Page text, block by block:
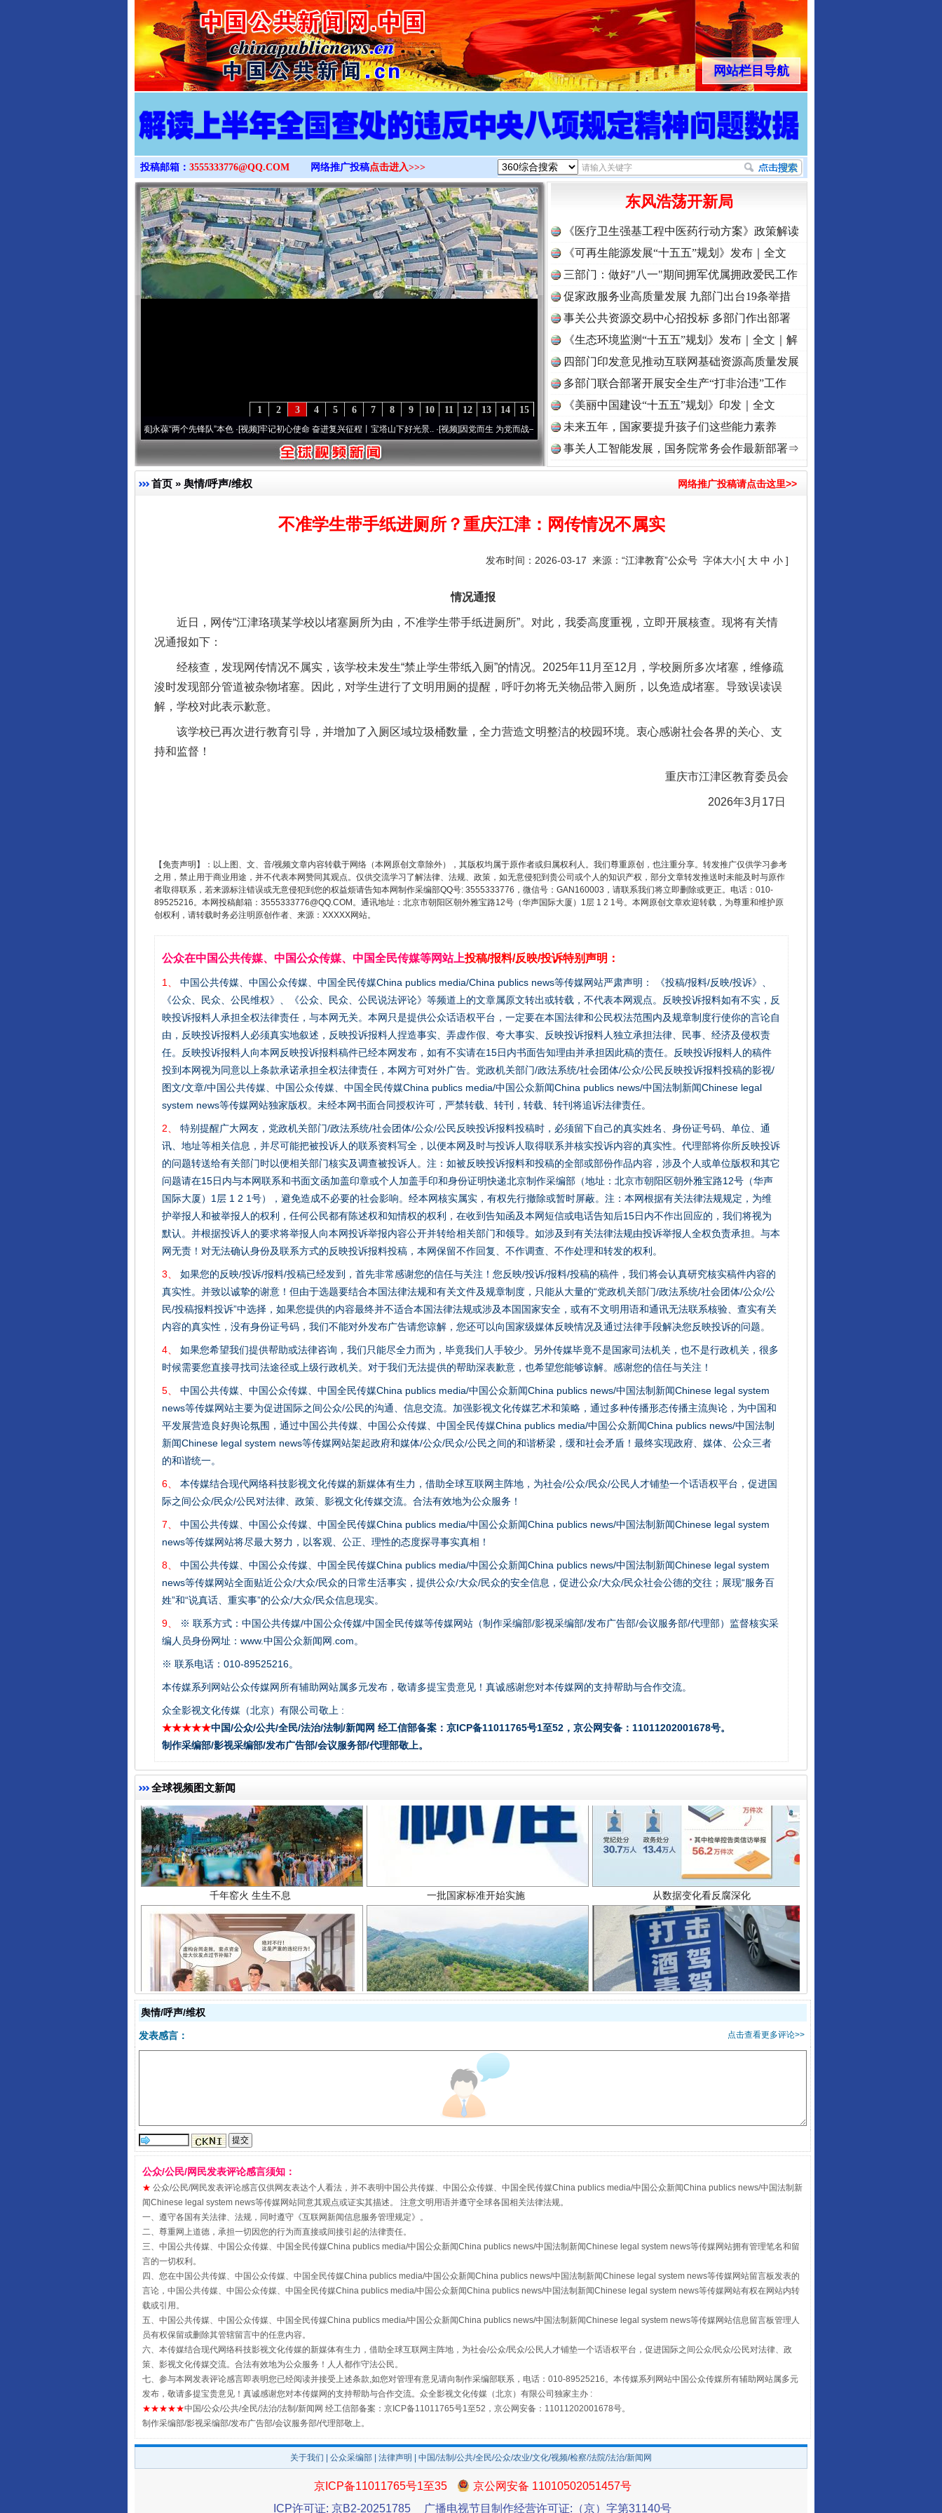
>
网站栏目导航
投稿邮箱： 3555333776@QQ.COM 网络推广投稿点击进入>>>
15
14
13
12
11
10
9
8
7
6
5
4
3
2
1
永葆“两个先锋队”本色·[视频]牢记初心使命 奋进复兴征程丨宝塔山下好光景..·[视频]因党而生 为党而战——百年“纪”事⑧加强纪律..·[视频] 牢记初心使命 奋进复兴征程丨“转折之城”激荡..
东风浩荡开新局
《医疗卫生强基工程中医药行动方案》政策解读
《可再生能源发展“十五五”规划》发布｜全文
三部门：做好"八一"期间拥军优属拥政爱民工作
促家政服务业高质量发展 九部门出台19条举措
事关公共资源交易中心招投标 多部门作出部署
《生态环境监测“十五五”规划》发布｜全文｜解
读
四部门印发意见推动互联网基础资源高质量发展
多部门联合部署开展安全生产“打非治违”工作
《美丽中国建设“十五五”规划》印发｜全文
未来五年，国家要提升孩子们这些能力素养
事关人工智能发展，国务院常务会作最新部署⇒
首页 » 舆情/呼声/维权 网络推广投稿请点击这里>>
不准学生带手纸进厕所？重庆江津：网传情况不属实
发布时间：2026-03-17 来源： “江津教育”公众号 字体大小[ 大 中 小 ]
情况通报
近日，网传“江津珞璜某学校以堵塞厕所为由，不准学生带手纸进厕所”。对此，我委高度重视，立即开展核查。现将有关情
况通报如下：
经核查，发现网传情况不属实，该学校未发生“禁止学生带纸入厕”的情况。2025年11月至12月，学校厕所多次堵塞，维修疏
浚时发现部分管道被杂物堵塞。因此，对学生进行了文明用厕的提醒，呼吁勿将无关物品带入厕所，以免造成堵塞。导致误读误
解，学校对此表示歉意。
该学校已再次进行教育引导，并增加了入厕区域垃圾桶数量，全力营造文明整洁的校园环境。衷心感谢社会各界的关心、支
持和监督！
重庆市江津区教育委员会
2026年3月17日
【免责声明】：以上图、文、音/视频文章内容转载于网络（本网原创文章除外），其版权均属于原作者或归属权利人。我们尊重原创，也注重分享。转发推广仅供学习参考
之用，禁止用于商业用途，并不代表本网赞同其观点。仅供交流学习了解法律、法规、政策，如无意侵犯到贵公司或个人的知识产权，部分文章转发推送时未能及时与原作
者取得联系，若来源标注错误或无意侵犯到您的权益烦请告知本网制作采编部QQ号: 3555333776，微信号：GAN160003，请联系我们将立即删除或更正。电话：010-
89525216。本网投稿邮箱：3555333776@QQ.COM。通讯地址：北京市朝阳区朝外雅宝路12号（华声国际大厦）1层 1 2 1号。本网原创文章欢迎转载，为尊重和维护原
创权利，请转载时务必注明原创作者、来源：XXXXX网站。
公众在中国公共传媒、中国公众传媒、中国全民传媒等网站上投稿/报料/反映/投诉特别声明：
1、
中国公共传媒、中国公众传媒、中国全民传媒China publics media/China publics news等传媒网站严肃声明： 《投稿/报料/反映/投诉》、
《公众、民众、公民维权》、《公众、民众、公民说法评论》等频道上的文章属原文转出或转载，不代表本网观点。反映投诉报料如有不实，反
映投诉报料人承担全权法律责任，与本网无关。本网只是提供公众话语权平台，一定要在本国法律和公民权法范围内及规章制度行使你的言论自
由，反映投诉报料人必须真实地叙述，反映投诉报料人捏造事实、弄虚作假、夸大事实、反映投诉报料人独立承担法律、民事、经济及侵权责
任。反映投诉报料人向本网反映投诉报料稿件已经本网发布，如有不实请在15日内书面告知理由并承担因此稿的责任。反映投诉报料人的稿件
投到本网视为同意以上条款承诺承担全权法律责任，本网方可对外广告。党政机关部门/政法系统/社会团体/公众/公民反映投诉报料投稿的影视/
图文/文章/中国公共传媒、中国公众传媒、中国全民传媒China publics media/中国公众新闻China publics news/中国法制新闻Chinese legal
system news等传媒网站独家版权。未经本网书面合同授权许可，严禁转载、转刊，转载、转刊将追诉法律责任。
2、
特别提醒广大网友，党政机关部门/政法系统/社会团体/公众/公民反映投诉报料投稿时，必须留下自己的真实姓名、身份证号码、单位、通
讯、地址等相关信息，并尽可能把被投诉人的联系资料写全，以便本网及时与投诉人取得联系并核实投诉内容的真实性。代理部将你所反映投诉
的问题转送给有关部门时以便相关部门核实及调查被投诉人。注：如被反映投诉报料和投稿的全部或部份作品内容，涉及个人或单位版权和其它
问题请在15日内与本网联系和书面文函加盖印章或个人加盖手印和身份证明快递北京制作采编部（地址：北京市朝阳区朝外雅宝路12号（华声
国际大厦）1层 1 2 1号），避免造成不必要的社会影响。经本网核实属实，有权先行撤除或暂时屏蔽。注：本网根据有关法律法规规定，为维
护举报人和被举报人的权利，任何公民都有陈述权和知情权的权利，在收到告知函及本网短信或电话告知后15日内不作出回应的，我们将视为
默认。并根据投诉人的要求将举报人向本网投诉举报内容公开并转给相关部门和领导。如涉及到有关法律法规由投诉举报人全权负责承担。与本
网无责！对无法确认身份及联系方式的反映投诉报料投稿，本网保留不作回复、不作调查、不作处理和转发的权利。
3、
如果您的反映/投诉/报料/投稿已经发到，首先非常感谢您的信任与关注！您反映/投诉/报料/投稿的稿件，我们将会认真研究核实稿件内容的
真实性。并致以诚挚的谢意！但由于选题要结合本国法律法规和有关文件及规章制度，只能从大量的“党政机关部门/政法系统/社会团体/公众/公
民/投稿报料投诉”中选择，如果您提供的内容最终并不适合本国法律法规或涉及本国国家安全，或有不文明用语和通讯无法联系核验、查实有关
内容的真实性，没有身份证号码，我们不能对外发布广告请您谅解，您还可以向国家级媒体反映情况及通过法律手段解决您反映投诉的问题。
4、
如果您希望我们提供帮助或法律咨询，我们只能尽全力而为，毕竟我们人手较少。另外传媒毕竟不是国家司法机关，也不是行政机关，很多
时候需要您直接寻找司法途径或上级行政机关。对于我们无法提供的帮助深表歉意，也希望您能够谅解。感谢您的信任与关注！
5、
中国公共传媒、中国公众传媒、中国全民传媒China publics media/中国公众新闻China publics news/中国法制新闻Chinese legal system
news等传媒网站主要为促进国际之间公众/公民的沟通、信息交流。加强影视文化传媒艺术和策略，通过多种传播形态传播主流舆论，为中国和
平发展营造良好舆论氛围，通过中国公共传媒、中国公众传媒、中国全民传媒China publics media/中国公众新闻China publics news/中国法制
新闻Chinese legal system news等传媒网站架起政府和媒体/公众/民众/公民之间的和谐桥梁，缓和社会矛盾！最终实现政府、媒体、公众三者
的和谐统一。
6、
本传媒结合现代网络科技影视文化传媒的新媒体有生力，借助全球互联网主阵地，为社会/公众/民众/公民人才铺垫一个话语权平台，促进国
际之间公众/民众/公民对法律、政策、影视文化传媒交流。合法有效地为公众服务！
7、
中国公共传媒、中国公众传媒、中国全民传媒China publics media/中国公众新闻China publics news/中国法制新闻Chinese legal system
news等传媒网站将尽最大努力，以客观、公正、理性的态度探寻事实真相！
8、
中国公共传媒、中国公众传媒、中国全民传媒China publics media/中国公众新闻China publics news/中国法制新闻Chinese legal system
news等传媒网站全面贴近公众/大众/民众的日常生活事实，提供公众/大众/民众的安全信息，促进公众/大众/民众社会公德的交往；展现“服务百
姓”和“说真话、重实事”的公众/大众/民众信息现实。
9、
※ 联系方式：中国公共传媒/中国公众传媒/中国全民传媒等传媒网站（制作采编部/影视采编部/发布广告部/会议服务部/代理部）监督核实采
编人员身份网址：www.中国公众新闻网.com。
※ 联系电话：010-89525216。
本传媒系列网站公众传媒网所有辅助网站属多元发布，敬请多提宝贵意见！真诚感谢您对本传媒网的支持帮助与合作交流。
众全影视文化传媒（北京）有限公司敬上 :
★★★★★中国/公众/公共/全民/法治/法制/新闻网 经工信部备案：京ICP备11011765号1至52，京公网安备：11011202001678号。
制作采编部/影视采编部/发布广告部/会议服务部/代理部敬上。
全球视频图文新闻
完善运行机制助力责任有效落实 一纸欠条伤亲情 巡回调解促和解.. 行业协会接连发公告
东山县通报“牛蛙产品抗生素超标问题” 法徽映军营 权益有保障 让核能赋能千行百业
千年窑火 生生不息 一批国家标准开始实施 从数据变化看反腐深化
揭开“小金库”的免责幌子 以产业富民促振兴 酒驾未被当场查获能处罚吗
受贿1.44亿！段成刚被判无期 从幼儿园到大学，有这些资助 “后车司机肯定在骂我”
全民健身五年计划来了！等你上场
舆情/呼声/维权
点击查看更多评论>>
发表感言：
公众/公民/网民发表评论感言须知：
★ 公众/公民/网民发表评论感言仅供网友表达个人看法，并不表明中国公共传媒、中国公众传媒、中国全民传媒China publics media/中国公众新闻China publics news/中国法制新
闻Chinese legal system news等传媒网站同意其观点或证实其描述。 注意文明用语并遵守全球各国相关法律法规。
一、遵守各国有关法律、法规，同时遵守《互联网新闻信息服务管理规定》。
二、尊重网上道德，承担一切因您的行为而直接或间接引起的法律责任。
三、中国公共传媒、中国公众传媒、中国全民传媒China publics media/中国公众新闻China publics news/中国法制新闻Chinese legal system news等传媒网站拥有管理笔名和留
言的一切权利。
四、您在中国公共传媒、中国公众传媒、中国全民传媒China publics media/中国公众新闻China publics news/中国法制新闻Chinese legal system news等传媒网站留言板发表的
言论，中国公共传媒、中国公众传媒、中国全民传媒China publics media/中国公众新闻China publics news/中国法制新闻Chinese legal system news等传媒网站有权在网站内转
载或引用。
五、中国公共传媒、中国公众传媒、中国全民传媒China publics media/中国公众新闻China publics news/中国法制新闻Chinese legal system news等传媒网站信息留言板管理人
员有权保留或删除其管辖留言中的任意内容。
六、本传媒结合现代网络科技影视文化传媒的新媒体有生力，借助全球互联网主阵地，为社会/公众/民众/公民人才铺垫一个话语权平台，促进国际之间公众/民众/公民对法律、政
策、影视文化传媒交流。合法有效地为公众服务！人人都作守法公民。
七、参与本网发表评论感言即表明您已经阅读并接受上述条款,如您对管理有意见请向制作采编部联系，电话：010-89525216。本传媒系列网站中国公众传媒所有辅助网站属多元
发布，敬请多提宝贵意见！真诚感谢您对本传媒网的支持帮助与合作交流。众全影视文化传媒（北京）有限公司独家主办 :
★★★★★中国/公众/公共/全民/法治/法制/新闻网 经工信部备案：京ICP备11011765号1至52，京公网安备：11011202001678号。
制作采编部/影视采编部/发布广告部/会议服务部/代理部敬上。
关于我们 公众采编部 法律声明 | 中国/法制/公共/全民/公众/农业/文化/视频/检察/法院/法治/新闻网
京ICP备11011765号1至35
京公网安备 11010502051457号
ICP许可证: 京B2-20251785
广播电视节目制作经营许可证:（京）字第31140号